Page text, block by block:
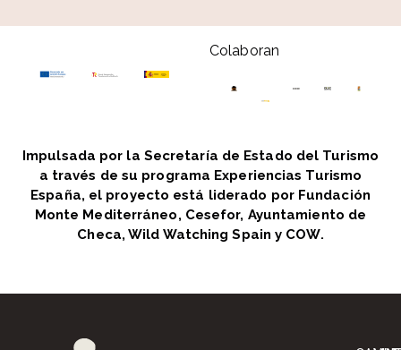
Colaboran
Impulsada por la Secretaría de Estado del Turismo
a través de su programa Experiencias Turismo
España, el proyecto está liderado por Fundación
Monte Mediterráneo, Cesefor, Ayuntamiento de
Checa, Wild Watching Spain y COW.